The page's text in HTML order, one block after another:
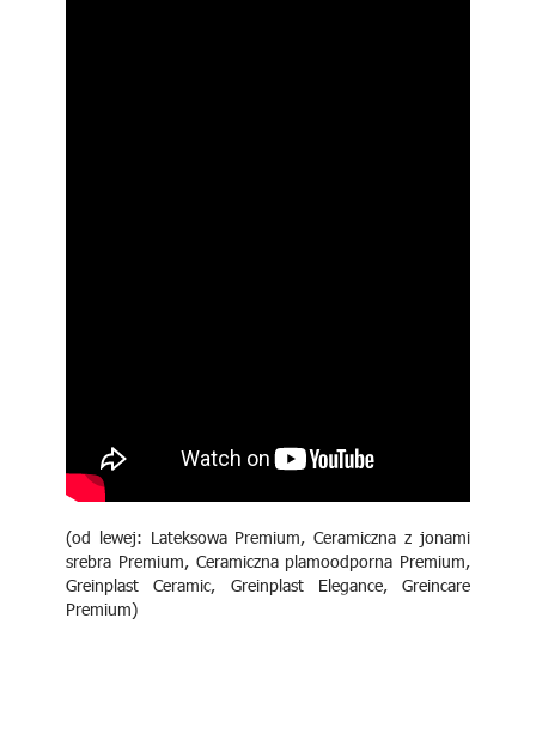
(od lewej: Lateksowa Premium, Ceramiczna z jonami
srebra Premium, Ceramiczna plamoodporna Premium,
Greinplast Ceramic, Greinplast Elegance, Greincare
Premium)